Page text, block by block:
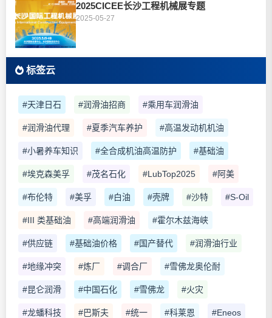
2025CICEE长沙工程机械展专题
2025-05-27
标签云
#天津日石 #润滑油招商 #乘用车润滑油
#润滑油代理 #夏季汽车养护 #高温发动机机油
#小暑养车知识 #全合成机油高温防护 #基础油
#埃克森美孚 #茂名石化 #LubTop2025 #阿美
#布伦特 #美孚 #白油 #壳牌 #沙特 #S-Oil
#III 类基础油 #高端润滑油 #霍尔木兹海峡
#供应链 #基础油价格 #国产替代 #润滑油行业
#地缘冲突 #炼厂 #调合厂 #雪佛龙奥伦耐
#昆仑润滑 #中国石化 #雪佛龙 #火灾
#龙蟠科技 #巴斯夫 #统一 #科莱恩 #Eneos